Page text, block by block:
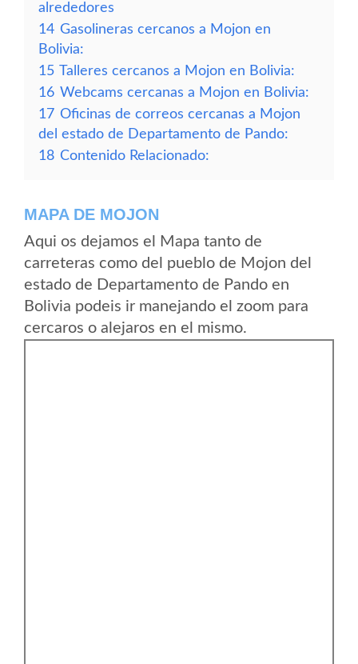
alrededores
14 Gasolineras cercanos a Mojon en
Bolivia:
15 Talleres cercanos a Mojon en Bolivia:
16 Webcams cercanas a Mojon en Bolivia:
17 Oficinas de correos cercanas a Mojon
del estado de Departamento de Pando:
18 Contenido Relacionado:
MAPA DE MOJON
Aqui os dejamos el Mapa tanto de
carreteras como del pueblo de Mojon del
estado de Departamento de Pando en
Bolivia podeis ir manejando el zoom para
cercaros o alejaros en el mismo.